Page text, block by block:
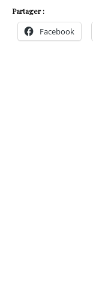
Partager :
Facebook